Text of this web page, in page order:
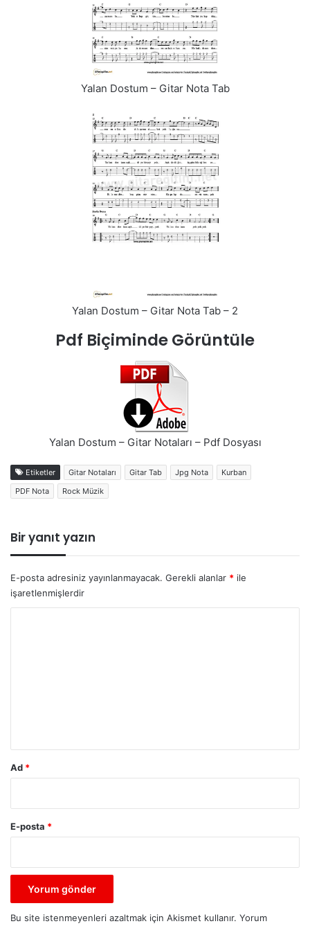
Yalan Dostum – Gitar Nota Tab
Yalan Dostum – Gitar Nota Tab – 2
Pdf Biçiminde Görüntüle
Yalan Dostum – Gitar Notaları – Pdf Dosyası
Etiketler Gitar Notaları Gitar Tab Jpg Nota
Kurban
PDF Nota
Rock Müzik
Bir yanıt yazın
E-posta adresiniz yayınlanmayacak. Gerekli alanlar * ile
işaretlenmişlerdir
Ad *
E-posta *
Bu site istenmeyenleri azaltmak için Akismet kullanır. Yorum